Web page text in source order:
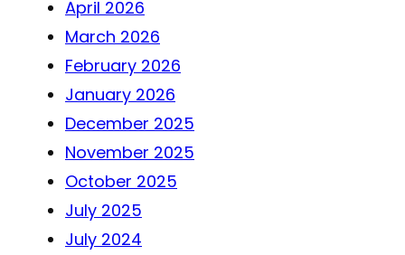
April 2026
March 2026
February 2026
January 2026
December 2025
November 2025
October 2025
July 2025
July 2024